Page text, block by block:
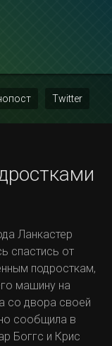
Twitter
Ланкастер
спастись от
подросткам,
машину на
со двора своей
сообщила в
Боггс и Крис